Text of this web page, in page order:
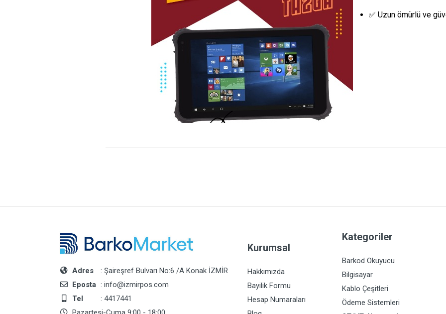
✅ Uzun ömürlü ve
Adres
: Şaireşref Bulvarı No:6 /A Konak İZMİR
Eposta : info@izmirpos.com
Tel
: 4417441
Kurumsal
Hakkımızda
Bayilik Formu
Hesap Numaraları
Kategoriler
Barkod Okuyucu
Bilgisayar
Kablo Çeşitleri
Ödeme Sistemleri